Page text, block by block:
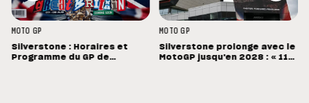
MOTO GP
Silverstone : Horaires et
Programme du GP de
MOTO GP
Silverstone prolonge avec le
MotoGP jusqu'en 2028 : « 11